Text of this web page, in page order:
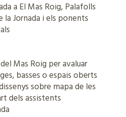
a El Mas Roig, Palafolls
la Jornada i els ponents
Mas Roig per avaluar
basses o espais oberts
sobre mapa de les
dels assistents